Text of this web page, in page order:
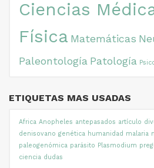
Ciencias
Física Matemáticas
Paleontología Patología
ETIQUETAS MAS USADAS
Africa Anopheles antepasados artículo
denisovano genética humanidad malaria
paleogenómica parásito Plasmodium
ciencia dudas